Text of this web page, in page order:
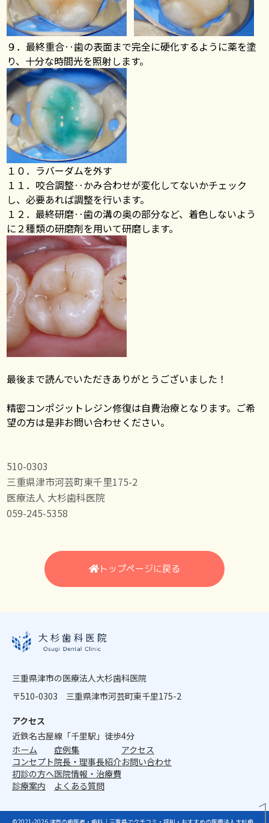
９．最終重合‥歯の表面まで完全に硬化するように薬を塗
り、十分な時間光を照射します。
１０．ラバーダムを外す
１１．咬合調整‥かみ合わせが変化してないかチェック
し、必要あれば調整を行います。
１２．最終研磨‥歯の溝の奥の部分など、着色しないよう
に２種類の研磨剤を用いて研磨します。
最後まで読んでいただきありがとうございました！
精密コンポジットレジン修復は自費治療となります。ご希
望の方は是非お問い合わせください。
510-0303
三重県津市河芸町東千里175-2
医療法人 大杉歯科医院
059-245-5358
トップページに戻る
三重県津市の医療法人大杉歯科医院
〒510-0303 三重県津市河芸町東千里175-2
アクセス
近鉄名古屋線「千里駅」徒歩4分
ホーム
コンセプト
初診の方へ
診療案内
症例集
院長・理事長紹介
医院情報・治療費
よくある質問
アクセス
お問い合わせ